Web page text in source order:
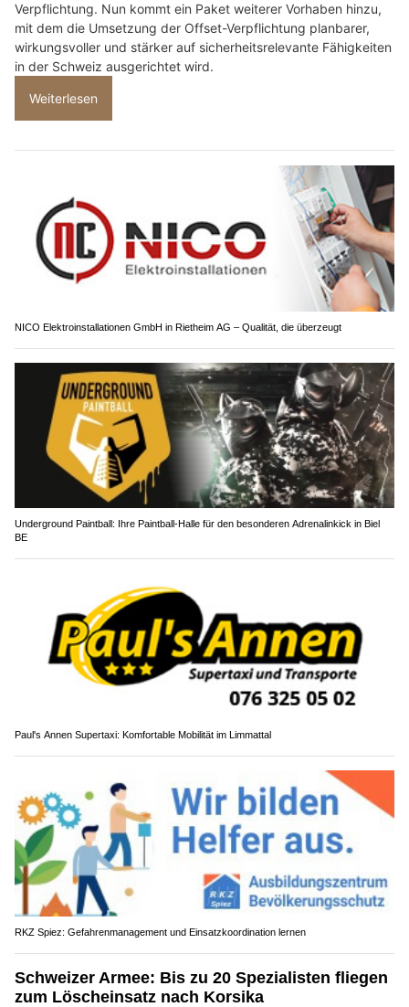
Verpflichtung. Nun kommt ein Paket weiterer Vorhaben hinzu,
mit dem die Umsetzung der Offset-Verpflichtung planbarer,
wirkungsvoller und stärker auf sicherheitsrelevante Fähigkeiten
in der Schweiz ausgerichtet wird.
Weiterlesen
NICO Elektroinstallationen GmbH in Rietheim AG – Qualität, die überzeugt
Underground Paintball: Ihre Paintball-Halle für den besonderen Adrenalinkick in Biel
BE
Paul's Annen Supertaxi: Komfortable Mobilität im Limmattal
RKZ Spiez: Gefahrenmanagement und Einsatzkoordination lernen
Schweizer Armee: Bis zu 20 Spezialisten fliegen
zum Löscheinsatz nach Korsika